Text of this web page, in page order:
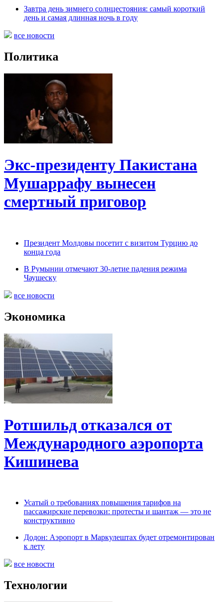
Завтра день зимнего солнцестояния: самый короткий
день и самая длинная ночь в году
все новости
Политика
Экс-президенту Пакистана
Мушаррафу вынесен
смертный приговор
Президент Молдовы посетит с визитом Турцию до
конца года
В Румынии отмечают 30-летие падения режима
Чаушеску
все новости
Экономика
Ротшильд отказался от
Международного аэропорта
Кишинева
Усатый о требованиях повышения тарифов на
пассажирские перевозки: протесты и шантаж — это не
конструктивно
Додон: Аэропорт в Маркулештах будет отремонтирован
к лету
все новости
Технологии